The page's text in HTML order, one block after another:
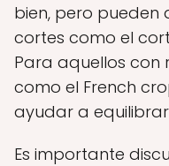
bien, pero pueden
cortes como el
Para aquellos con
como el French
ayudar a
Es importante